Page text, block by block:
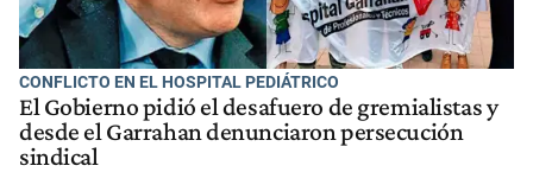
CONFLICTO EN EL HOSPITAL PEDIÁTRICO
El Gobierno pidió el desafuero de gremialistas y
desde el Garrahan denunciaron persecución
sindical